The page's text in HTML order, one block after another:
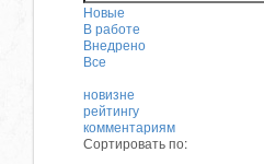
Новые
В работе
Внедрено
Все
новизне
рейтингу
комментариям
Сортировать по: